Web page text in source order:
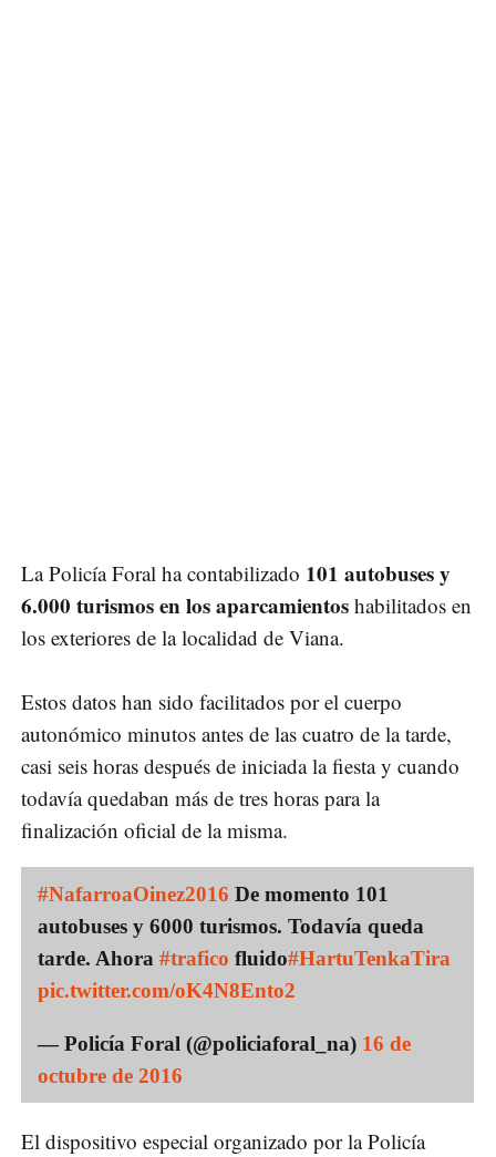
La Policía Foral ha contabilizado 101 autobuses y
6.000 turismos en los aparcamientos habilitados en
los exteriores de la localidad de Viana.
Estos datos han sido facilitados por el cuerpo
autonómico minutos antes de las cuatro de la tarde,
casi seis horas después de iniciada la fiesta y cuando
todavía quedaban más de tres horas para la
finalización oficial de la misma.
#NafarroaOinez2016 De momento 101
autobuses y 6000 turismos. Todavía queda
tarde. Ahora #trafico fluido#HartuTenkaTira
pic.twitter.com/oK4N8Ento2
— Policía Foral (@policiaforal_na) 16 de
octubre de 2016
El dispositivo especial organizado por la Policía